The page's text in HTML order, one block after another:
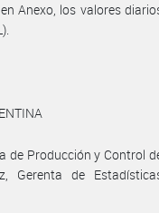
Anexo, los valores
de Producción y Control
Gerenta de